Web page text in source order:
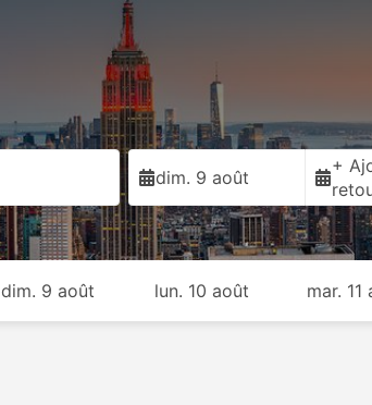
dim. 9 août
+
dim. 9 août lun. 10 août mar. 11